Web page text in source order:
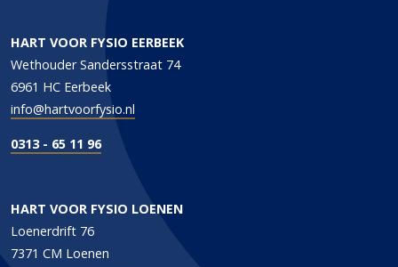
HART VOOR FYSIO EERBEEK
Wethouder Sandersstraat 74
6961 HC Eerbeek
info@hartvoorfysio.nl
0313 - 65 11 96
HART VOOR FYSIO LOENEN
Loenerdrift 76
7371 CM Loenen